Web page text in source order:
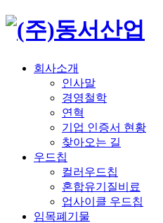
회사소개
인사말
경영철학
연혁
기업 인증서 현황
찾아오는 길
우드칩
컬러우드칩
혼합유기질비료
업사이클 우드칩
임목폐기물